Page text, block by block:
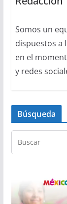
Somos un
dispuestos a
en el
y redes
Búsqueda